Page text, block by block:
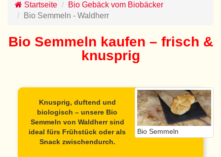
Startseite
Bio Gebäck vom Biobäcker
Bio Semmeln - Waldherr
Bio Semmeln kaufen – frisch &
knusprig
Bio Semmeln
Knusprig, duftend und
biologisch – unsere Bio
Semmeln von Waldherr sind
ideal fürs Frühstück oder als
Snack zwischendurch.